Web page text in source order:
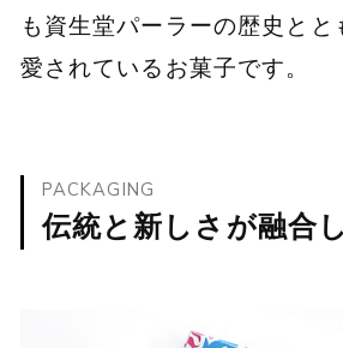
も資生堂パーラーの歴史とと
愛されているお菓子です。
PACKAGING
伝統と新しさが融合